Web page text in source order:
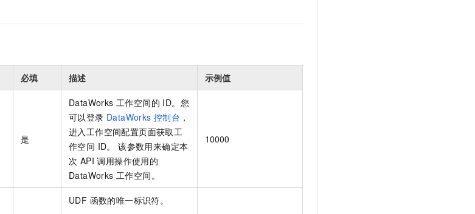
必填 描述 示例值
是
DataWorks 工作空间的 ID。您
可以登录 DataWorks 控制台 ，
进入工作空间配置页面获取工
作空间 ID。 该参数用来确定本
次 API 调用操作使用的
DataWorks 工作空间。
10000
UDF 函数的唯一标识符。